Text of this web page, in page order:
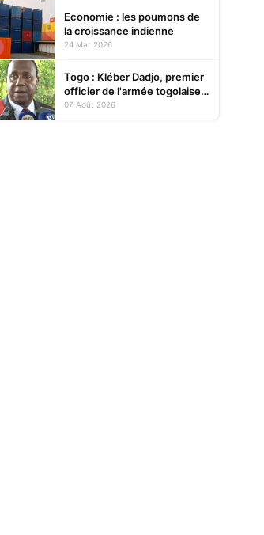
Economie : les poumons de
la croissance indienne
24 Mar 2026
Togo : Kléber Dadjo, premier
officier de l'armée togolaise
devenu chef de l'État, au
07 Août 2026